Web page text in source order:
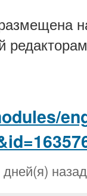
дней(я) назад